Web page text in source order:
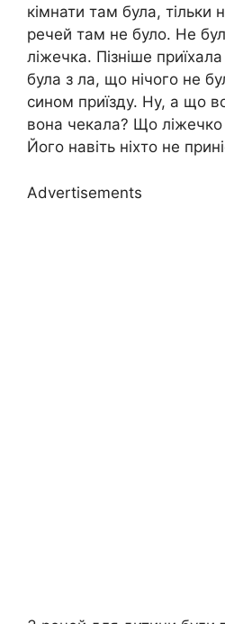
кімнати там була, тільки
речей там не було. Не
ліжечка. Пізніше
була з ла, що нічого не
сином приїзду. Ну, а що
вона чекала? Що
Його навіть ніхто не
Advertisements